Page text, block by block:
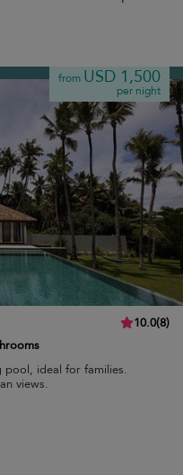
from USD 1,500
per night
10.0(8)
pool, ideal for families.
views.